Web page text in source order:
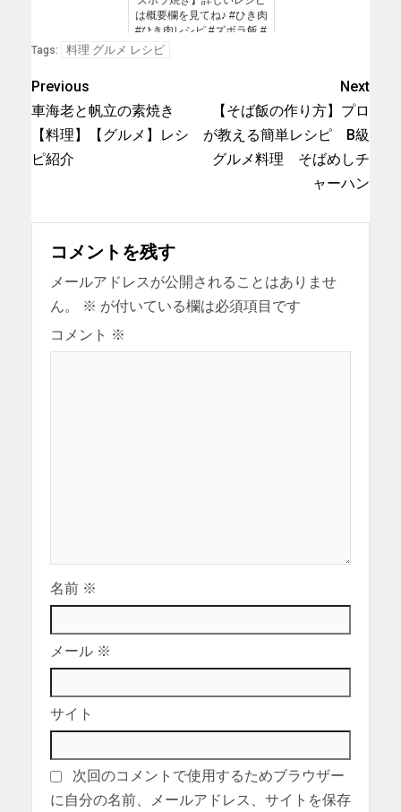
は概要欄を見てね♪ #ひき肉
#ひき肉レシピ #ズボラ飯 #
ハンバーグ #レシピ動画 #
Tags: 料理 グルメ レシピ
Previous
車海老と帆立の素焼き
【料理】【グルメ】レシ
ピ紹介
Next
【そば飯の作り方】プロ
が教える簡単レシピ B級
グルメ料理 そばめしチ
ャーハン
コメントを残す
メールアドレスが公開されることはありませ
ん。
※ が付いている欄は必須項目です
コメント ※
名前 ※
メール ※
サイト
次回のコメントで使用するためブラウザー
に自分の名前、メールアドレス、サイトを保存